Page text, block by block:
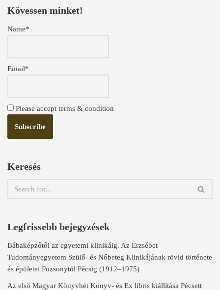
Kövessen minket!
Name*
Email*
Please accept terms & condition
Keresés
Legfrissebb bejegyzések
Bábaképzőtől az egyetemi klinikáig. Az Erzsébet
Tudományegyetem Szülő- és Nőbeteg Klinikájának rövid története
és épületei Pozsonytól Pécsig (1912–1975)
Az első Magyar Könyvhét Könyv- és Ex libris kiállítása Pécsett